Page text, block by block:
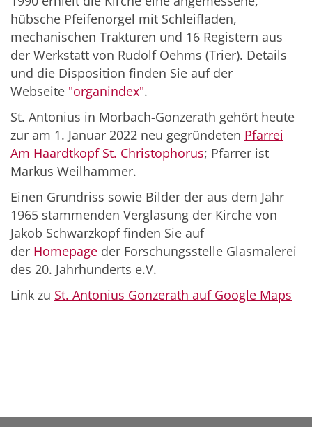
hübsche Pfeifenorgel mit Schleifladen,
mechanischen Trakturen und 16 Registern aus
der Werkstatt von Rudolf Oehms (Trier). Details
und die Disposition finden Sie auf der
Webseite "organindex".
St. Antonius in Morbach-Gonzerath gehört heute
zur am 1. Januar 2022 neu gegründeten Pfarrei
Am Haardtkopf St. Christophorus; Pfarrer ist
Markus Weilhammer.
Einen Grundriss sowie Bilder der aus dem Jahr
1965 stammenden Verglasung der Kirche von
Jakob Schwarzkopf finden Sie auf
der Homepage der Forschungsstelle Glasmalerei
des 20. Jahrhunderts e.V.
Link zu St. Antonius Gonzerath auf Google Maps